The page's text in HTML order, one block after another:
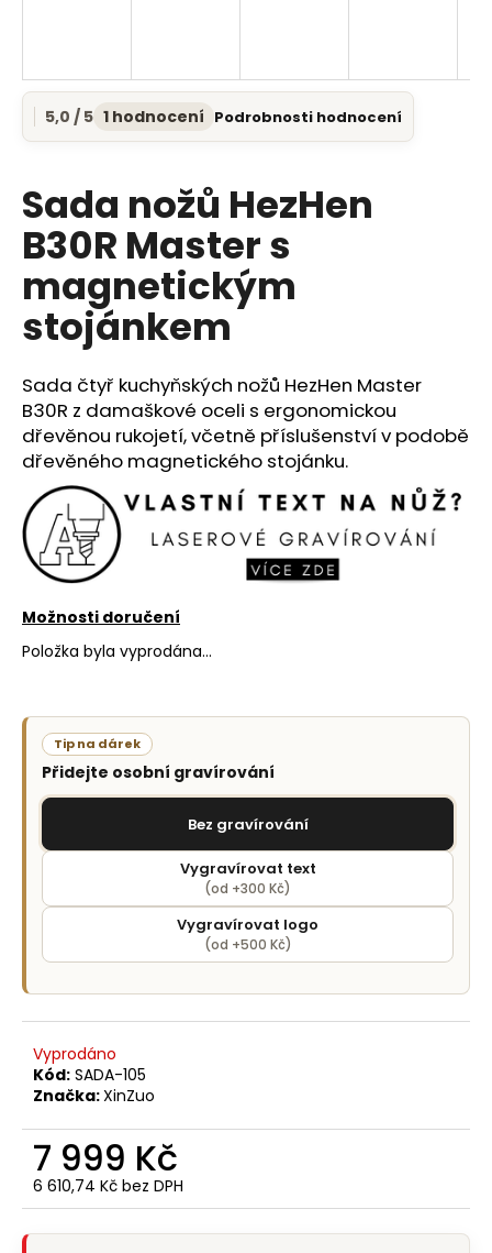
Průměrné
hodnocení
je
5,0
z
5
5,0 / 5 1 hodnocení Podrobnosti hodnocení
Sada nožů HezHen
B30R Master s
magnetickým
stojánkem
Sada čtyř kuchyňských nožů HezHen Master
B30R z damaškové oceli s ergonomickou
dřevěnou rukojetí, včetně příslušenství v podobě
dřevěného magnetického stojánku.
Možnosti doručení
Položka byla vyprodána…
Tip na dárek
Přidejte osobní gravírování
Bez gravírování
Vygravírovat text
(od +300 Kč)
Vygravírovat logo
(od +500 Kč)
Vyprodáno
Kód: SADA-105
Značka:XinZuo
7 999 Kč
6 610,74 Kč bez DPH
Měrná
í
?
HLEDAT
o
p
o
r
u
č
u
j
e
e